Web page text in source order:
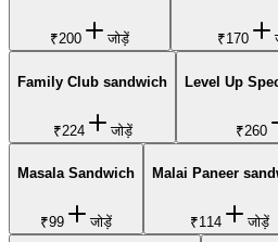
₹200 जोड़ें ₹170
Family Club sandwich
₹224 जोड़ें
Level Up
₹260
Masala Sandwich
₹99 जोड़ें
Malai Paneer
₹114 जोड़ें